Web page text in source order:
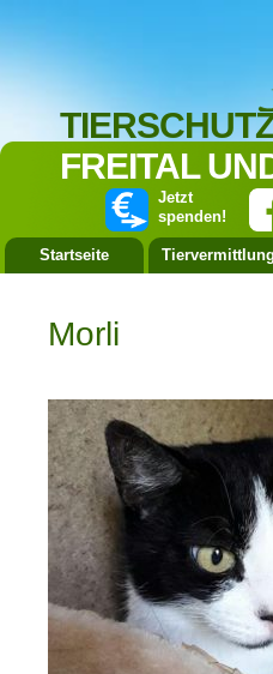
FREITAL
Jetzt
spenden!
Startseite Tiervermittlung
Morli